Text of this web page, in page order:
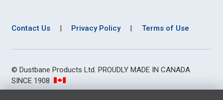
Contact Us | Privacy Policy | Terms of Use
© Dustbane Products Ltd. PROUDLY MADE IN CANADA
SINCE 1908